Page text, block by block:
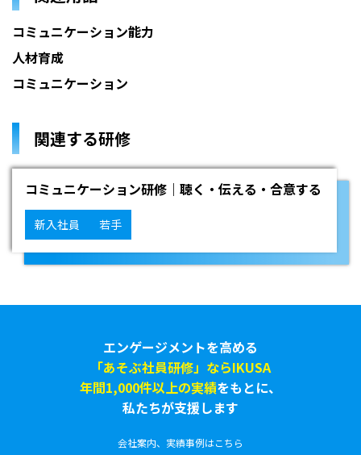
コミュニケーション能力
人材育成
コミュニケーション
関連する研修
コミュニケーション研修｜聴く・伝える・合意する
新入社員 若手
エンゲージメントを高める
「あそぶ社員研修」ならIKUSA
年間1,000件以上の実績をもとに、
私たちが支援します
会社案内、実績事例はこちら